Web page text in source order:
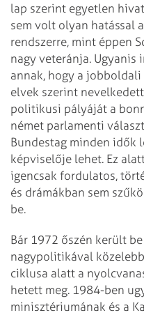
lap szerint egyetlen
sem volt olyan hatással
rendszerre, mint éppen
nagy veteránja. Ugyanis
annak, hogy a
elvek szerint
politikusi pályáját a
német parlamenti
Bundestag minden idők
képviselője lehet. Ez
igencsak fordulatos,
és drámákban sem
be.
Bár 1972 őszén került
nagypolitikával
ciklusa alatt a
hetett meg. 1984-ben
minisztériumának és a